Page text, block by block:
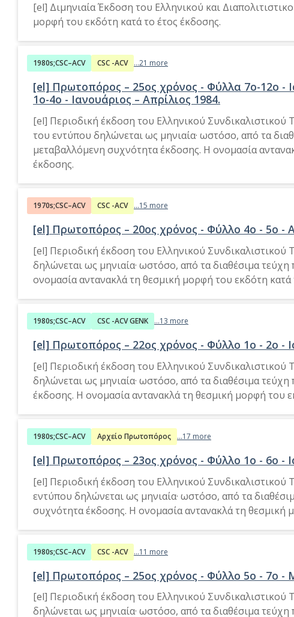
[el] Διμηνιαία Έκδοση του Ελληνικού και
μορφή του εκδότη κατά το έτος έκδοσης.
1980s;CSC–ACV CSC -ACV ...21 more
[el] Πρωτοπόρος – 25ος χρόνος - Φύλλα 7ο-12ο -
1ο-4ο - Ιανουάριος – Απρίλιος 1984.
[el] Περιοδική έκδοση του Ελληνικού Συνδικαλιστικού
του εντύπου δηλώνεται ως μηνιαία· ωστόσο, από τα
μεταβαλλόμενη συχνότητα έκδοσης. Η ονομασία
έκδοσης.
1970s;CSC–ACV CSC -ACV ...15 more
[el] Πρωτοπόρος – 20ος χρόνος - Φύλλο 4ο - 5ο -
[el] Περιοδική έκδοση του Ελληνικού Συνδικαλιστικού
δηλώνεται ως μηνιαία· ωστόσο, από τα διαθέσιμα
ονομασία αντανακλά τη θεσμική μορφή του εκδότη κατά
1980s;CSC–ACV CSC -ACV GENK ...13 more
[el] Πρωτοπόρος – 22ος χρόνος - Φύλλο 1o - 2ο -
[el] Περιοδική έκδοση του Ελληνικού Συνδικαλιστικού
δηλώνεται ως μηνιαία· ωστόσο, από τα διαθέσιμα
έκδοσης. Η ονομασία αντανακλά τη θεσμική μορφή του
1980s;CSC–ACV Αρχείο Πρωτοπόρος ...17 more
[el] Πρωτοπόρος – 23ος χρόνος - Φύλλο 1ο - 6ο -
[el] Περιοδική έκδοση του Ελληνικού Συνδικαλιστικού
εντύπου δηλώνεται ως μηνιαία· ωστόσο, από τα
συχνότητα έκδοσης. Η ονομασία αντανακλά τη θεσμική
1980s;CSC–ACV CSC -ACV ...11 more
[el] Πρωτοπόρος – 25ος χρόνος - Φύλλο 5o - 7ο -
[el] Περιοδική έκδοση του Ελληνικού Συνδικαλιστικού
δηλώνεται ως μηνιαία· ωστόσο, από τα διαθέσιμα